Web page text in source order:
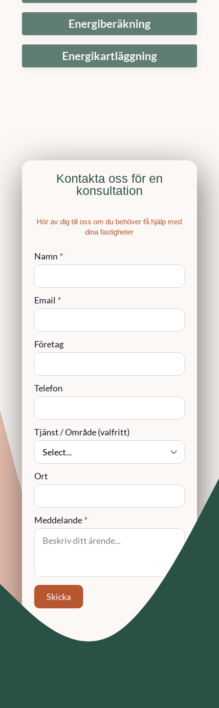
Energiberäkning
Energikartläggning
Kontakta oss för en
konsultation
Hör av dig till oss om du behöver få hjälp med
dina fastigheter
Namn *
Email *
Företag
Telefon
Tjänst / Område (valfritt)
Ort
Meddelande *
Skicka